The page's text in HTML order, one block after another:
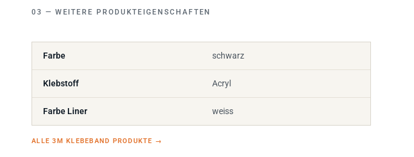
WEITERE PRODUKTEIGENSCHAFTEN
Farbe schwarz
Klebstoff Acryl
Farbe Liner weiss